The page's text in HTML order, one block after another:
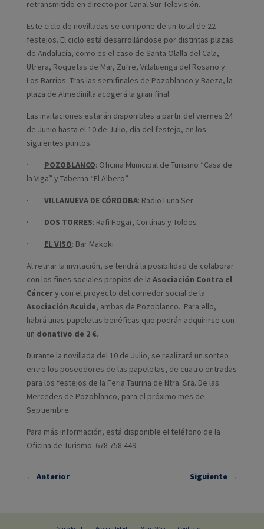
retransmitido en directo por Canal Sur Televisión.
Este ciclo de novilladas se compone de un total de 22
festejos. El ciclo está desarrollándose por distintas plazas
de Andalucía, como es el caso de Santa Olalla del Cala,
Utrera, Roquetas de Mar, Zufre, Villaluenga del Rosario y
Los Barrios. Tras las semifinales de Pozoblanco y Baeza, la
plaza de Almedinilla acogerá la gran final.
Las invitaciones estarán disponibles a partir del viernes 24
de Junio hasta el 10 de Julio, día del festejo, en los
siguientes puntos:
· POZOBLANCO: Oficina Municipal de Turismo “Casa de
la Viga” y Taberna “El Albero”
· VILLANUEVA DE CÓRDOBA: Radio Luna Ser
· DOS TORRES: Rafi Hogar, Cortinas y Toldos
· EL VISO: Bar Makoki
Al retirar la invitación, se tendrá la posibilidad de colaborar
con los fines sociales propios de la Asociación Contra el
Cáncery con el proyecto del comedor social de la
Asociación Acuide, ambas de Pozoblanco. Para ello,
habrá unas papeletas benéficas que podrán adquirirse con
un donativo de 2 €.
Durante la novillada del 10 de Julio, se realizará un sorteo
entre los poseedores de las papeletas, de cuatro entradas
para los festejos de la Feria Taurina de Ntra. Sra. De las
Mercedes de Pozoblanco, para el próximo mes de
Septiembre.
Para más información, está disponible el teléfono de la
Oficina de Turismo: 678 758 449.
← Anterior Siguiente →